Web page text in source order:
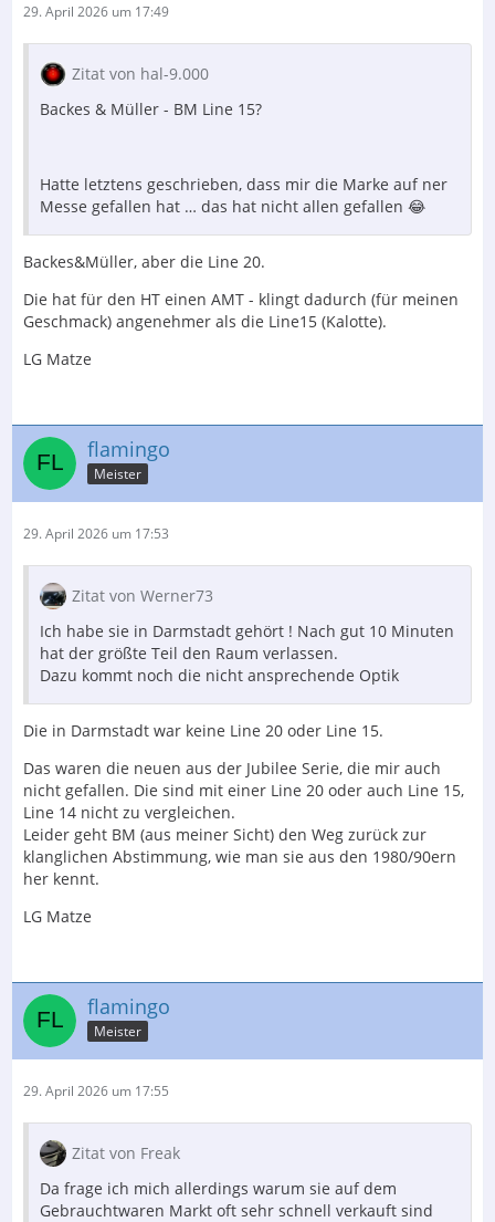
29. April 2026 um 17:49
Zitat von hal-9.000
Backes & Müller - BM Line 15?
Hatte letztens geschrieben, dass mir die Marke auf ner
Messe gefallen hat … das hat nicht allen gefallen 😂
Backes&Müller, aber die Line 20.
Die hat für den HT einen AMT - klingt dadurch (für meinen
Geschmack) angenehmer als die Line15 (Kalotte).
LG Matze
flamingo
Meister
29. April 2026 um 17:53
Zitat von Werner73
Ich habe sie in Darmstadt gehört ! Nach gut 10 Minuten
hat der größte Teil den Raum verlassen.
Dazu kommt noch die nicht ansprechende Optik
Die in Darmstadt war keine Line 20 oder Line 15.
Das waren die neuen aus der Jubilee Serie, die mir auch
nicht gefallen. Die sind mit einer Line 20 oder auch Line 15,
Line 14 nicht zu vergleichen.
Leider geht BM (aus meiner Sicht) den Weg zurück zur
klanglichen Abstimmung, wie man sie aus den 1980/90ern
her kennt.
LG Matze
flamingo
Meister
29. April 2026 um 17:55
Zitat von Freak
Da frage ich mich allerdings warum sie auf dem
Gebrauchtwaren Markt oft sehr schnell verkauft sind